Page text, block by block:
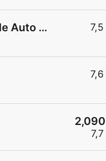
7,5
Ruedi Rüssel Tankstelle Auto Widmer AG
7,6
2,090
7,7